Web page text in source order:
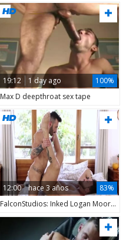
19:12 1 day ago
100%
Max D deepthroat sex tape
12:00 hace 3 años
83%
FalconStudios: Inked Logan Moore really likes blowjobs